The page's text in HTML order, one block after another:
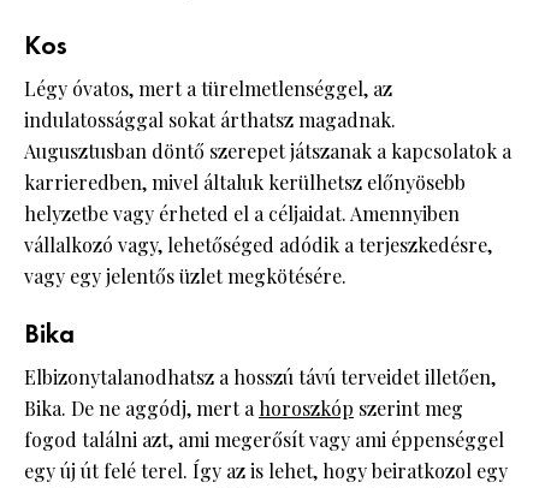
Kos
Légy óvatos, mert a türelmetlenséggel, az
indulatossággal sokat árthatsz magadnak.
Augusztusban döntő szerepet játszanak a kapcsolatok a
karrieredben, mivel általuk kerülhetsz előnyösebb
helyzetbe vagy érheted el a céljaidat. Amennyiben
vállalkozó vagy, lehetőséged adódik a terjeszkedésre,
vagy egy jelentős üzlet megkötésére.
Bika
Elbizonytalanodhatsz a hosszú távú terveidet illetően,
Bika. De ne aggódj, mert ahoroszkóp szerint meg
fogod találni azt, ami megerősít vagy ami éppenséggel
egy új út felé terel. Így az is lehet, hogy beiratkozol egy